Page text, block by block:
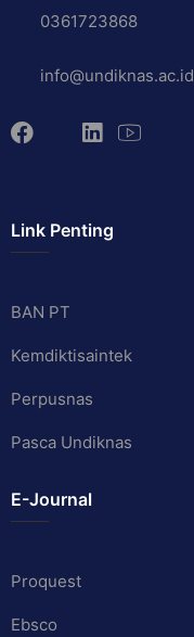
0361723868
info@undiknas.ac.id
Link Penting
BAN PT
Kemdiktisaintek
Perpusnas
Pasca Undiknas
E-Journal
Proquest
Ebsco